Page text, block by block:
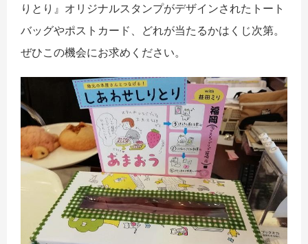
りとり』オリジナルスタンプがデザインされたトート
バッグやポストカード、どれが当たるかはくじ次第。
ぜひこの機会にお求めください。